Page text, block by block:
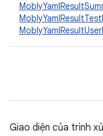
Giao diện của trình